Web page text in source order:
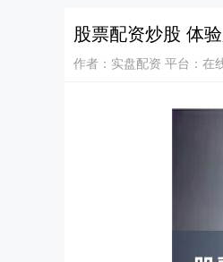
股票配资炒股 体
作者：实盘配资 平台：在